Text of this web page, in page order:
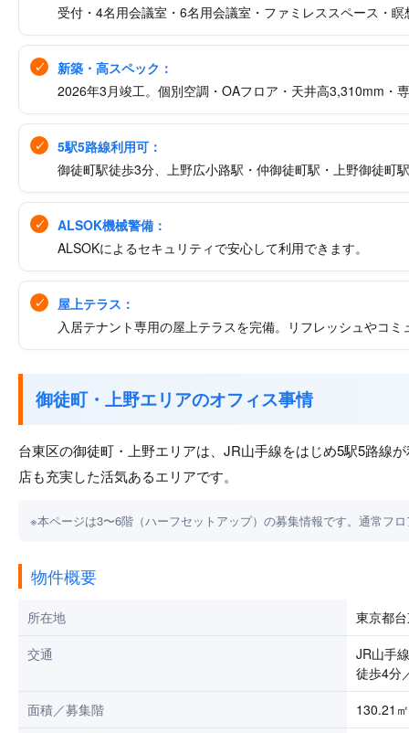
受付・4名用会議室・6名用会議室・ファミレススペース・
新築・高スペック：
2026年3月竣工。個別空調・OAフロア・天井高3,310mm・
5駅5路線利用可：
御徒町駅徒歩3分、上野広小路駅・仲御徒町駅・上野御徒町
ALSOK機械警備：
ALSOKによるセキュリティで安心して利用できます。
屋上テラス：
入居テナント専用の屋上テラスを完備。リフレッシュやコ
御徒町・上野エリアのオフィス事情
台東区の御徒町・上野エリアは、JR山手線をはじめ5駅5路線
店も充実した活気あるエリアです。
※本ページは3〜6階（ハーフセットアップ）の募集情報です。通常フ
物件概要
所在地
東京都
交通
JR山手
徒歩4分
面積／募集階
130.21